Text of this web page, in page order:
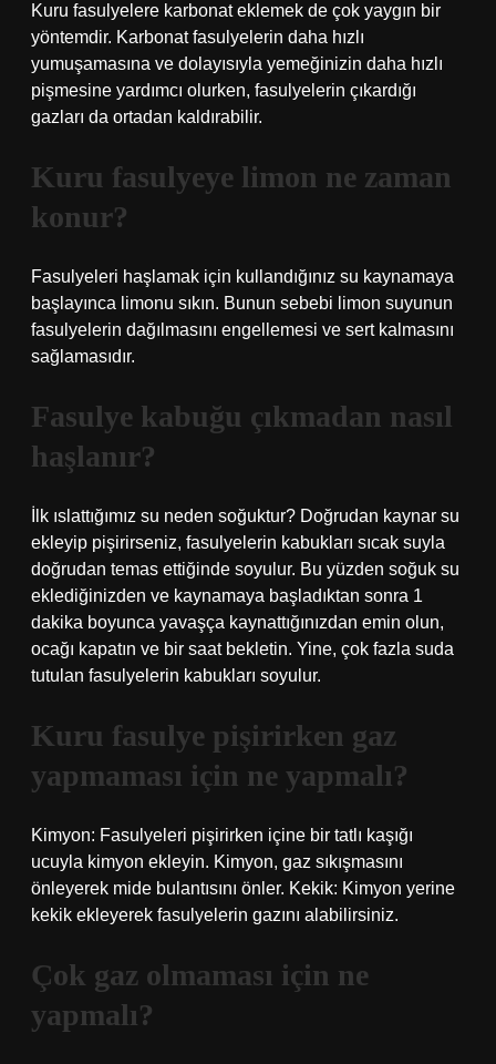
Kuru fasulyelere karbonat eklemek de çok yaygın bir
yöntemdir. Karbonat fasulyelerin daha hızlı
yumuşamasına ve dolayısıyla yemeğinizin daha hızlı
pişmesine yardımcı olurken, fasulyelerin çıkardığı
gazları da ortadan kaldırabilir.
Kuru fasulyeye limon ne zaman
konur?
Fasulyeleri haşlamak için kullandığınız su kaynamaya
başlayınca limonu sıkın. Bunun sebebi limon suyunun
fasulyelerin dağılmasını engellemesi ve sert kalmasını
sağlamasıdır.
Fasulye kabuğu çıkmadan nasıl
haşlanır?
İlk ıslattığımız su neden soğuktur? Doğrudan kaynar su
ekleyip pişirirseniz, fasulyelerin kabukları sıcak suyla
doğrudan temas ettiğinde soyulur. Bu yüzden soğuk su
eklediğinizden ve kaynamaya başladıktan sonra 1
dakika boyunca yavaşça kaynattığınızdan emin olun,
ocağı kapatın ve bir saat bekletin. Yine, çok fazla suda
tutulan fasulyelerin kabukları soyulur.
Kuru fasulye pişirirken gaz
yapmaması için ne yapmalı?
Kimyon: Fasulyeleri pişirirken içine bir tatlı kaşığı
ucuyla kimyon ekleyin. Kimyon, gaz sıkışmasını
önleyerek mide bulantısını önler. Kekik: Kimyon yerine
kekik ekleyerek fasulyelerin gazını alabilirsiniz.
Çok gaz olmaması için ne
yapmalı?